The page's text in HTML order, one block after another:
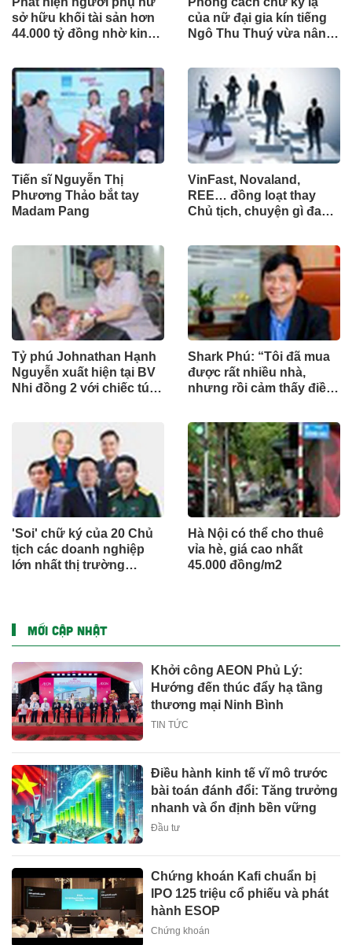
sở hữu khối tài sản hơn
44.000 tỷ đồng nhờ kinh
của nữ đại gia kín tiếng
Ngô Thu Thuý vừa nâng
Tiến sĩ Nguyễn Thị
Phương Thảo bắt tay
Madam Pang
VinFast, Novaland,
REE… đồng loạt thay
Chủ tịch, chuyện gì đang
Tỷ phú Johnathan Hạnh
Nguyễn xuất hiện tại BV
Nhi đồng 2 với chiếc túi
đặc biệt
Shark Phú: “Tôi đã mua
được rất nhiều nhà,
nhưng rồi cảm thấy điều
'Soi' chữ ký của 20 Chủ
tịch các doanh nghiệp
lớn nhất thị trường
Hà Nội có thể cho thuê
vỉa hè, giá cao nhất
45.000 đồng/m2
MỚI CẬP NHẬT
Khởi công AEON Phủ Lý:
Hướng đến thúc đẩy hạ tầng
thương mại Ninh Bình
TIN TỨC
Điều hành kinh tế vĩ mô trước
bài toán đánh đổi: Tăng trưởng
nhanh và ổn định bền vững
Đầu tư
Chứng khoán Kafi chuẩn bị
IPO 125 triệu cổ phiếu và phát
hành ESOP
Chứng khoán